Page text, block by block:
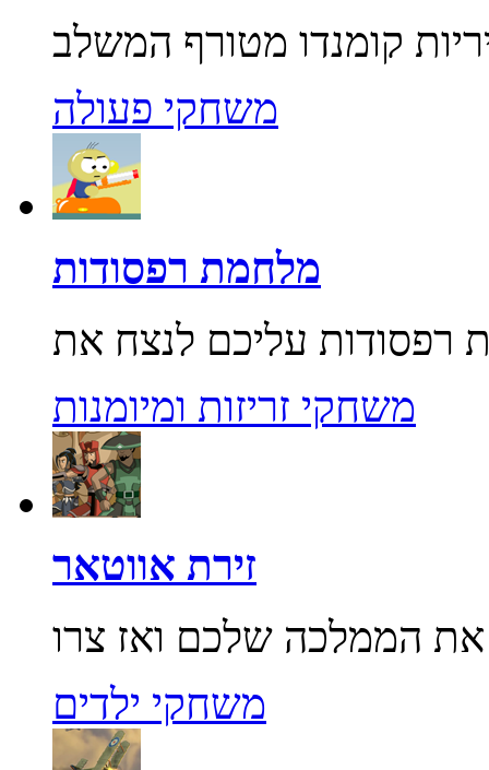
משחקי פעולה
מלחמת רפסודות
משחקי זריזות ומיומנות
זירת אווטאר
משחקי ילדים